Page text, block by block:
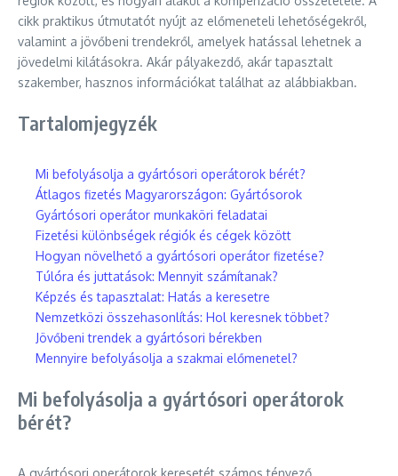
cikk praktikus útmutatót nyújt az előmeneteli lehetőségekről,
valamint a jövőbeni trendekről, amelyek hatással lehetnek a
jövedelmi kilátásokra. Akár pályakezdő, akár tapasztalt
szakember, hasznos információkat találhat az alábbiakban.
Tartalomjegyzék
Mi befolyásolja a gyártósori operátorok bérét?
Átlagos fizetés Magyarországon: Gyártósorok
Gyártósori operátor munkaköri feladatai
Fizetési különbségek régiók és cégek között
Hogyan növelhető a gyártósori operátor fizetése?
Túlóra és juttatások: Mennyit számítanak?
Képzés és tapasztalat: Hatás a keresetre
Nemzetközi összehasonlítás: Hol keresnek többet?
Jövőbeni trendek a gyártósori bérekben
Mennyire befolyásolja a szakmai előmenetel?
Mi befolyásolja a gyártósori operátorok
bérét?
A gyártósori operátorok keresetét számos tényező